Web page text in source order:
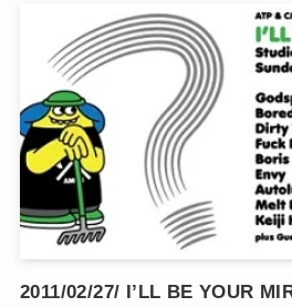
2011/02/27/ I’LL BE YOUR